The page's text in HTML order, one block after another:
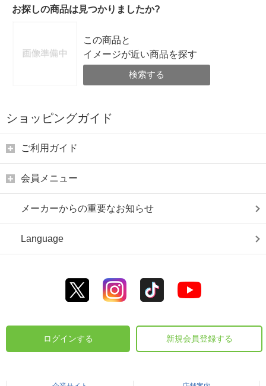
お探しの商品は見つかりましたか?
この商品と
イメージが近い商品を探す
検索する
ショッピングガイド
ご利用ガイド
会員メニュー
メーカーからの重要なお知らせ
Language
ログインする 新規会員登録する